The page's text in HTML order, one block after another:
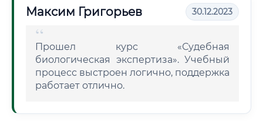
Максим Григорьев 30.12.2023
Прошел курс «Судебная
биологическая экспертиза». Учебный
процесс выстроен логично, поддержка
работает отлично.